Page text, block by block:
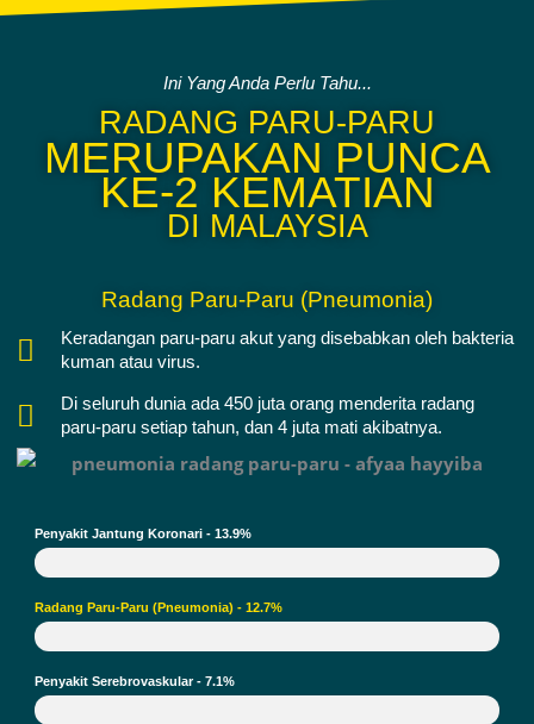
Ini Yang Anda Perlu Tahu...
RADANG PARU-PARU
MERUPAKAN PUNCA
KE-2 KEMATIAN
DI MALAYSIA
Radang Paru-Paru (pneumonia)
Keradangan paru-paru akut yang disebabkan oleh bakteria
kuman atau virus.
Di seluruh dunia ada 450 juta orang menderita radang
paru-paru setiap tahun, dan 4 juta mati akibatnya.
Penyakit Jantung Koronari - 13.9%
Radang Paru-Paru (pneumonia) - 12.7%
Penyakit Serebrovaskular - 7.1%